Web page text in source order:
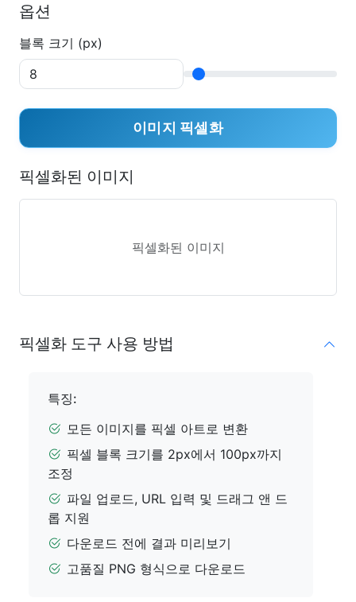
옵션
블록 크기 (px)
이미지 픽셀화
픽셀화된 이미지
픽셀화된 이미지
픽셀화 도구 사용 방법
특징:
모든 이미지를 픽셀 아트로 변환
픽셀 블록 크기를 2px에서 100px까지
조정
파일 업로드, URL 입력 및 드래그 앤 드
롭 지원
다운로드 전에 결과 미리보기
고품질 PNG 형식으로 다운로드